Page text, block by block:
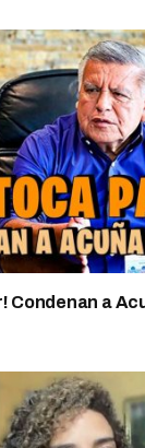
Condenan a